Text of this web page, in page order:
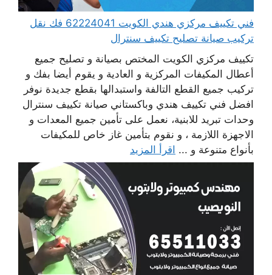
فني تكييف مركزي هندي الكويت 62224041 فك نقل
تركيب صيانة تصليح تكييف سنترال
تكييف مركزي الكويت المختص بصيانة و تصليح جميع
أعطال المكيفات المركزية و العادية و يقوم أيضا بفك و
تركيب جميع القطع التالفة واستبدالها بقطع جديدة نوفر
افضل فني تكييف هندي وباكستاني صيانة تكييف سنترال
وحدات تبريد للابنية، نعمل على تأمين جميع المعدات و
الاجهزة اللازمة ، و نقوم بتأمين غاز خاص للمكيفات
بأنواع متنوعة و ... اقرأ المزيد